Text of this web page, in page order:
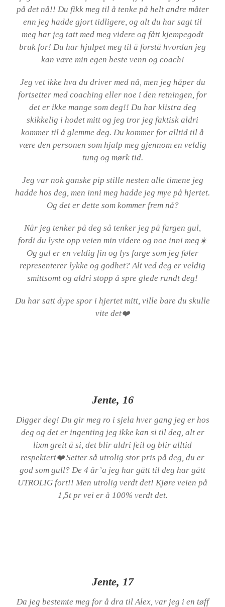
på det nå!! Du fikk meg til å tenke på helt andre måter
enn jeg hadde gjort tidligere, og alt du har sagt til
meg har jeg tatt med meg videre og fått kjempegodt
bruk for! Du har hjulpet meg til å forstå hvordan jeg
kan være min egen beste venn og coach!
Jeg vet ikke hva du driver med nå, men jeg håper du
fortsetter med coaching eller noe i den retningen, for
det er ikke mange som deg!! Du har klistra deg
skikkelig i hodet mitt og jeg tror jeg faktisk aldri
kommer til å glemme deg. Du kommer for alltid til å
være den personen som hjalp meg gjennom en veldig
tung og mørk tid.
Jeg var nok ganske pip stille nesten alle timene jeg
hadde hos deg, men inni meg hadde jeg mye på hjertet.
Og det er dette som kommer frem nå?
Når jeg tenker på deg så tenker jeg på fargen gul,
fordi du lyste opp veien min videre og noe inni meg☀️
Og gul er en veldig fin og lys farge som jeg føler
representerer lykke og godhet? Alt ved deg er veldig
smittsomt og aldri stopp å spre glede rundt deg!
Du har satt dype spor i hjertet mitt, ville bare du skulle
vite det❤️
Jente, 16
Digger deg! Du gir meg ro i sjela hver gang jeg er hos
deg og det er ingenting jeg ikke kan si til deg, alt er
lixm greit å si, det blir aldri feil og blir alltid
respektert❤️ Setter så utrolig stor pris på deg, du er
god som gull? De 4 år’a jeg har gått til deg har gått
UTROLIG fort!! Men utrolig verdt det! Kjøre veien på
1,5t pr vei er å 100% verdt det.
Jente, 17
Da jeg bestemte meg for å dra til Alex, var jeg i en tøff